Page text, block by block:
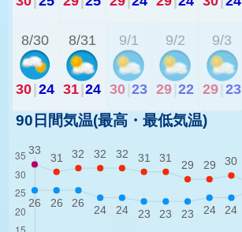
8/30
30 24
8/31
31 24
9/1
30 23
9/2
29 22
9/3
29 23
90日間気温(最高・最低気温)